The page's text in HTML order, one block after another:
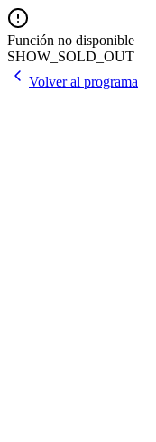
Función no disponible
SHOW_SOLD_OUT
Volver al programa